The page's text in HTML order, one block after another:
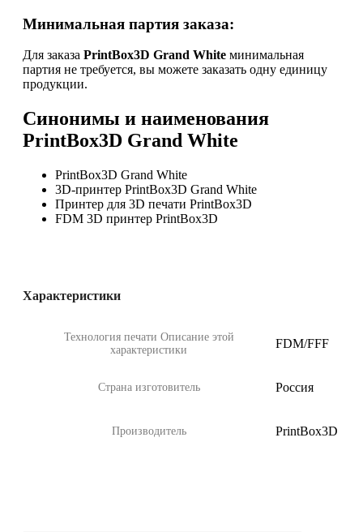
Минимальная партия заказа:
Для заказа PrintBox3D Grand White минимальная
партия не требуется, вы можете заказать одну единицу
продукции.
Синонимы и наименования
PrintBox3D Grand White
PrintBox3D Grand White
3D-принтер PrintBox3D Grand White
Принтер для 3D печати PrintBox3D
FDM 3D принтер PrintBox3D
Характеристики
Технология печати Описание этой
характеристики
FDM/FFF
Страна изготовитель Россия
Производитель PrintBox3D